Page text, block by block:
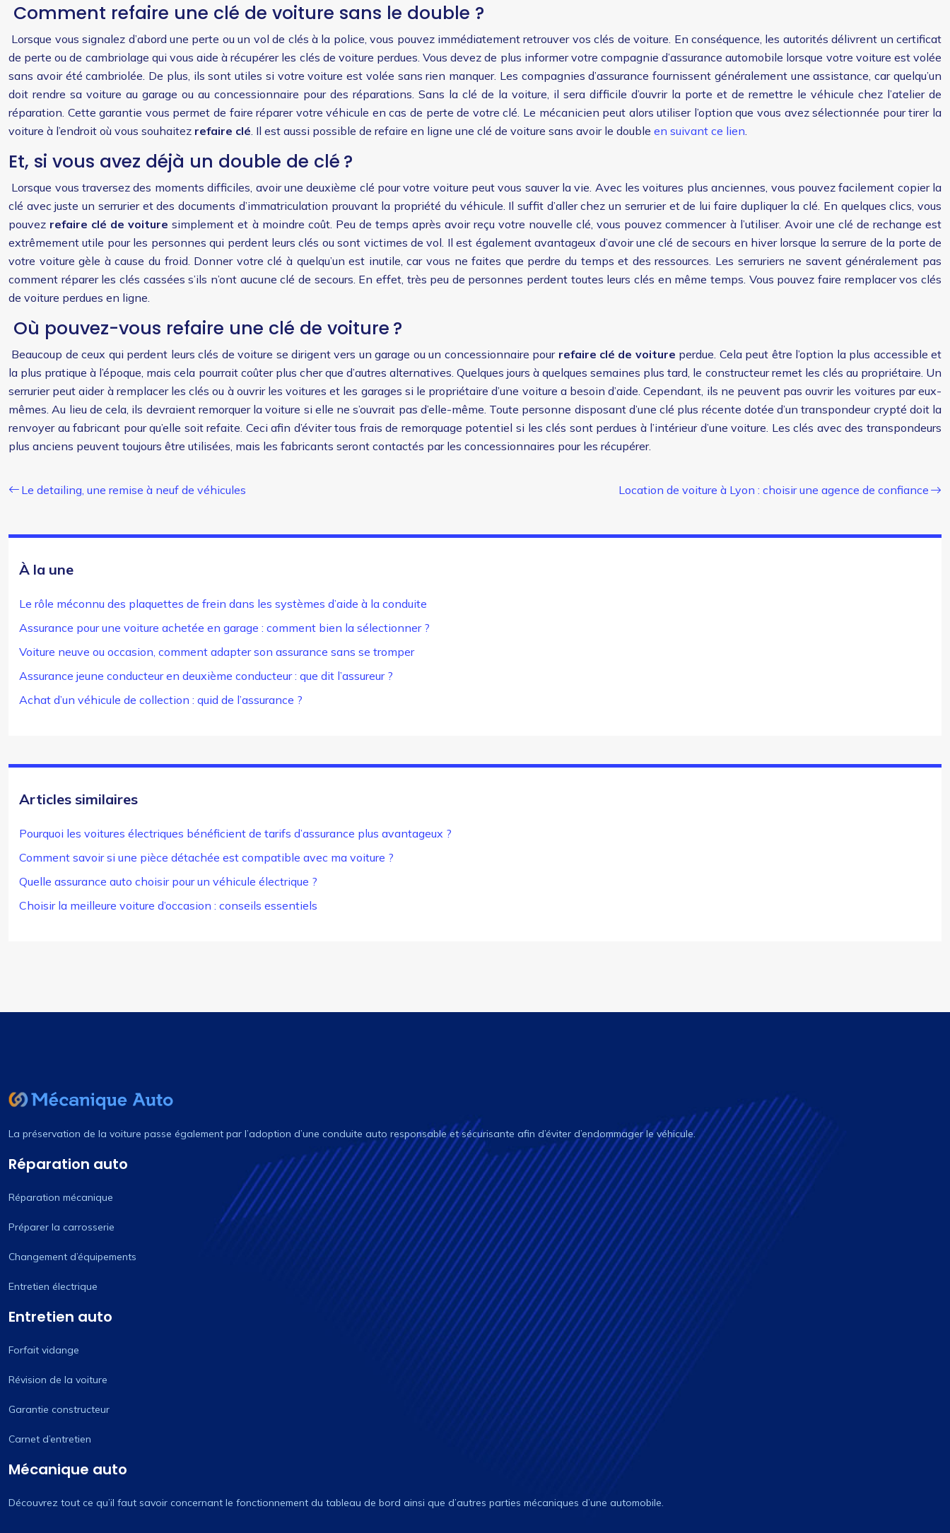
Comment refaire une clé de voiture sans le double ?
Lorsque vous signalez d’abord une perte ou un vol de clés à la police, vous pouvez immédiatement retrouver vos clés de voiture. En conséquence, les autorités délivrent un certificat
de perte ou de cambriolage qui vous aide à récupérer les clés de voiture perdues. Vous devez de plus informer votre compagnie d’assurance automobile lorsque votre voiture est volée
sans avoir été cambriolée. De plus, ils sont utiles si votre voiture est volée sans rien manquer. Les compagnies d’assurance fournissent généralement une assistance, car quelqu’un
doit rendre sa voiture au garage ou au concessionnaire pour des réparations. Sans la clé de la voiture, il sera difficile d’ouvrir la porte et de remettre le véhicule chez l’atelier de
réparation. Cette garantie vous permet de faire réparer votre véhicule en cas de perte de votre clé. Le mécanicien peut alors utiliser l’option que vous avez sélectionnée pour tirer la
voiture à l’endroit où vous souhaitez refaire clé. Il est aussi possible de refaire en ligne une clé de voiture sans avoir le double en suivant ce lien.
Et, si vous avez déjà un double de clé ?
Lorsque vous traversez des moments difficiles, avoir une deuxième clé pour votre voiture peut vous sauver la vie. Avec les voitures plus anciennes, vous pouvez facilement copier la
clé avec juste un serrurier et des documents d’immatriculation prouvant la propriété du véhicule. Il suffit d’aller chez un serrurier et de lui faire dupliquer la clé. En quelques clics, vous
pouvez refaire clé de voiture simplement et à moindre coût. Peu de temps après avoir reçu votre nouvelle clé, vous pouvez commencer à l’utiliser. Avoir une clé de rechange est
extrêmement utile pour les personnes qui perdent leurs clés ou sont victimes de vol. Il est également avantageux d’avoir une clé de secours en hiver lorsque la serrure de la porte de
votre voiture gèle à cause du froid. Donner votre clé à quelqu’un est inutile, car vous ne faites que perdre du temps et des ressources. Les serruriers ne savent généralement pas
comment réparer les clés cassées s’ils n’ont aucune clé de secours. En effet, très peu de personnes perdent toutes leurs clés en même temps. Vous pouvez faire remplacer vos clés
de voiture perdues en ligne.
Où pouvez-vous refaire une clé de voiture ?
Beaucoup de ceux qui perdent leurs clés de voiture se dirigent vers un garage ou un concessionnaire pour refaire clé de voiture perdue. Cela peut être l’option la plus accessible et
la plus pratique à l’époque, mais cela pourrait coûter plus cher que d’autres alternatives. Quelques jours à quelques semaines plus tard, le constructeur remet les clés au propriétaire. Un
serrurier peut aider à remplacer les clés ou à ouvrir les voitures et les garages si le propriétaire d’une voiture a besoin d’aide. Cependant, ils ne peuvent pas ouvrir les voitures par eux-
mêmes. Au lieu de cela, ils devraient remorquer la voiture si elle ne s’ouvrait pas d’elle-même. Toute personne disposant d’une clé plus récente dotée d’un transpondeur crypté doit la
renvoyer au fabricant pour qu’elle soit refaite. Ceci afin d’éviter tous frais de remorquage potentiel si les clés sont perdues à l’intérieur d’une voiture. Les clés avec des transpondeurs
plus anciens peuvent toujours être utilisées, mais les fabricants seront contactés par les concessionnaires pour les récupérer.
Le detailing, une remise à neuf de véhicules Location de voiture à Lyon : choisir une agence de confiance
À la une
Le rôle méconnu des plaquettes de frein dans les systèmes d’aide à la conduite
Assurance pour une voiture achetée en garage : comment bien la sélectionner ?
Voiture neuve ou occasion, comment adapter son assurance sans se tromper
Assurance jeune conducteur en deuxième conducteur : que dit l’assureur ?
Achat d’un véhicule de collection : quid de l’assurance ?
Articles similaires
Pourquoi les voitures électriques bénéficient de tarifs d’assurance plus avantageux ?
Comment savoir si une pièce détachée est compatible avec ma voiture ?
Quelle assurance auto choisir pour un véhicule électrique ?
Choisir la meilleure voiture d’occasion : conseils essentiels
La préservation de la voiture passe également par l’adoption d’une conduite auto responsable et sécurisante afin d’éviter d’endommager le véhicule.
Réparation auto
Réparation mécanique
Préparer la carrosserie
Changement d’équipements
Entretien électrique
Entretien auto
Forfait vidange
Révision de la voiture
Garantie constructeur
Carnet d’entretien
Mécanique auto
Découvrez tout ce qu’il faut savoir concernant le fonctionnement du tableau de bord ainsi que d’autres parties mécaniques d’une automobile.